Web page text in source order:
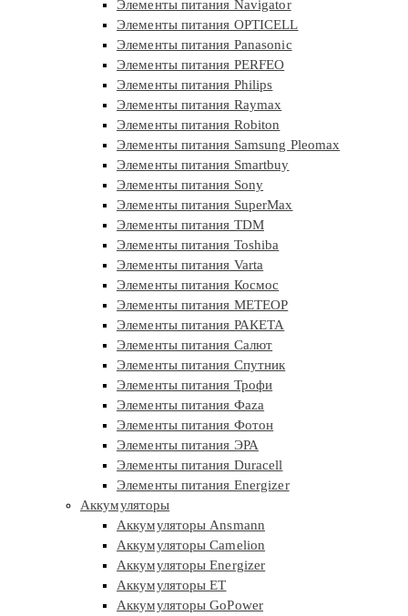
Элементы питания Navigator
Элементы питания OPTICELL
Элементы питания Panasonic
Элементы питания PERFEO
Элементы питания Philips
Элементы питания Raymax
Элементы питания Robiton
Элементы питания Samsung Pleomax
Элементы питания Smartbuy
Элементы питания Sony
Элементы питания SuperMax
Элементы питания TDM
Элементы питания Toshiba
Элементы питания Varta
Элементы питания Космос
Элементы питания МЕТЕОР
Элементы питания РАКЕТА
Элементы питания Салют
Элементы питания Спутник
Элементы питания Трофи
Элементы питания Фaza
Элементы питания Фотон
Элементы питания ЭРА
Элементы питания Duracell
Элементы питания Energizer
Аккумуляторы
Аккумуляторы Ansmann
Аккумуляторы Camelion
Аккумуляторы Energizer
Аккумуляторы ET
Аккумуляторы GoPower